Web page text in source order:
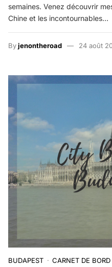
semaines. Venez découvrir
Chine et les incontournables…
Byjenontheroad 24 août
BUDAPEST CARNET DE BORD